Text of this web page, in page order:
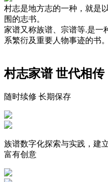
村志是地方志的一种，就是
围的志书。
家谱又称族谱、宗谱等.是一
系繁衍及重要人物事迹的书。
村志家谱 世代相传
随时续修 长期保存
族谱数字化探索与实践，建
富有创意